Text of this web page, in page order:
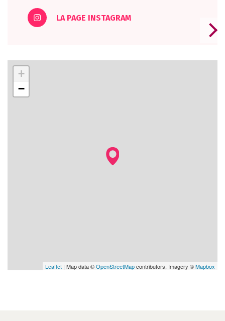
LA PAGE INSTAGRAM
+
−
Leaflet | Map data ©OpenStreetMapcontributors, Imagery ©Mapbox